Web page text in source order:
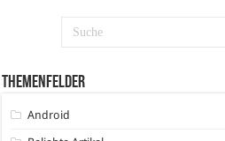
Themenfelder
Android